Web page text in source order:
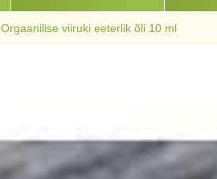
Orgaanilise viiruki eeterlik õli 10 ml